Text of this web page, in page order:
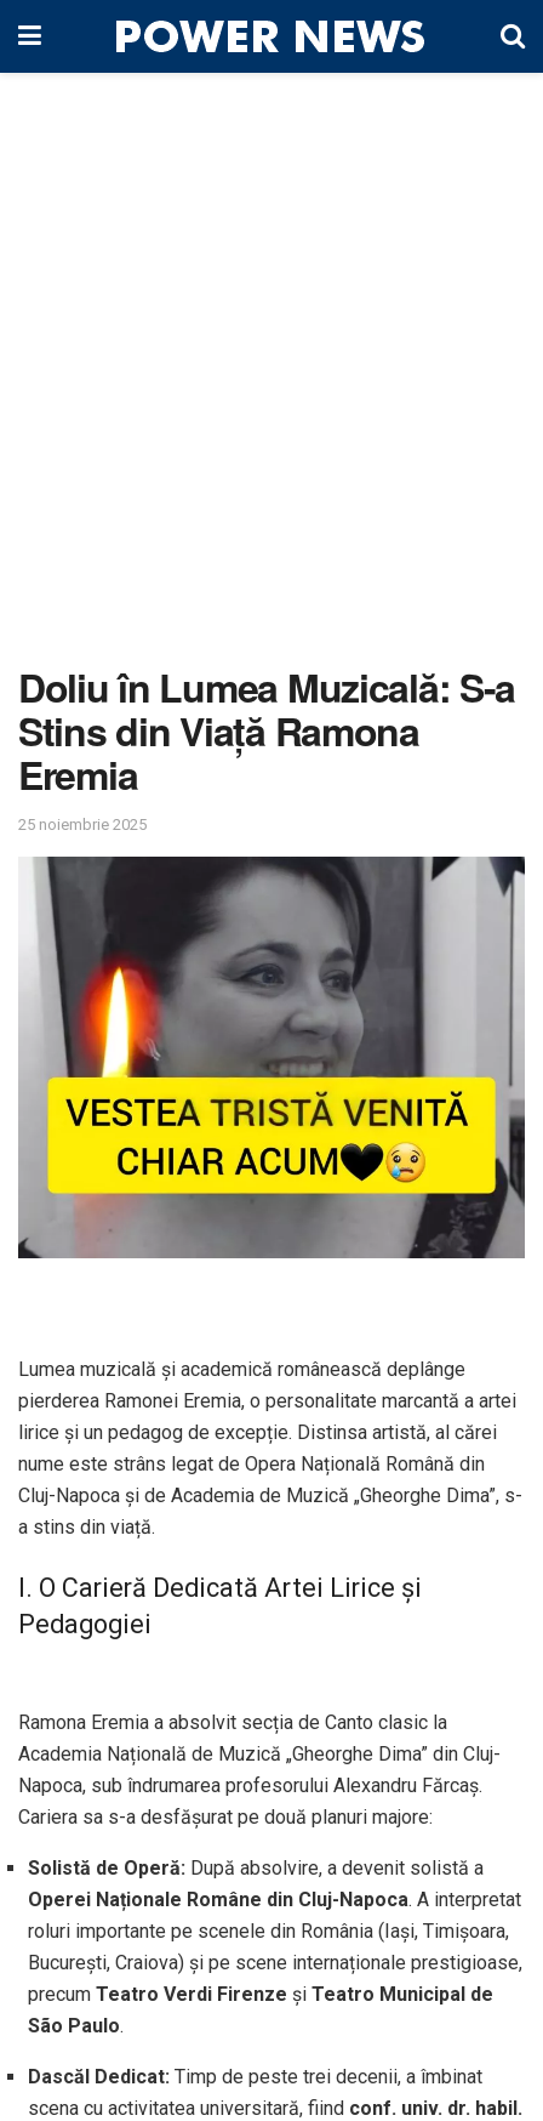
Doliu în Lumea Muzicală: S-a
Stins din Viață Ramona
Eremia
25 noiembrie 2025
Lumea muzicală și academică românească deplânge
pierderea Ramonei Eremia, o personalitate marcantă a artei
lirice și un pedagog de excepție. Distinsa artistă, al cărei
nume este strâns legat de Opera Națională Română din
Cluj-Napoca și de Academia de Muzică „Gheorghe Dima”, s-
a stins din viață.
I. O Carieră Dedicată Artei Lirice și
Pedagogiei
Ramona Eremia a absolvit secția de Canto clasic la
Academia Națională de Muzică „Gheorghe Dima” din Cluj-
Napoca, sub îndrumarea profesorului Alexandru Fărcaș.
Cariera sa s-a desfășurat pe două planuri majore:
Solistă de Operă: După absolvire, a devenit solistă a
Operei Naționale Române din Cluj-Napoca. A interpretat
roluri importante pe scenele din România (Iași, Timișoara,
București, Craiova) și pe scene internaționale prestigioase,
precum Teatro Verdi Firenze și Teatro Municipal de
São Paulo.
Dascăl Dedicat: Timp de peste trei decenii, a îmbinat
scena cu activitatea universitară, fiind conf. univ. dr. habil.